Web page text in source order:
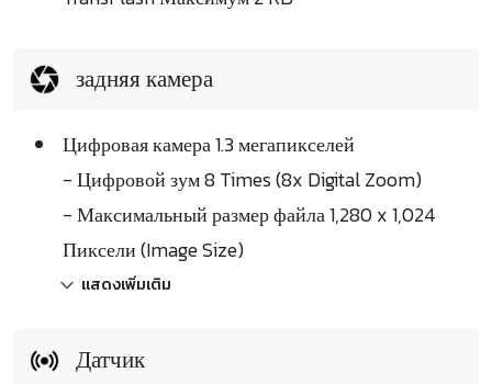
задняя камера
Цифровая камера 1.3 мегапикселей
- Цифровой зум 8 Times (8x Digital Zoom)
- Максимальный размер файла 1,280 x 1,024
Пиксели (Image Size)
แสดงเพิ่มเติม
Датчик